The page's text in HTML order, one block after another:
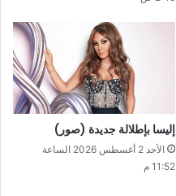
إليسا بإطلالة جديدة (صور)
الأحد 2 أغسطس 2026 الساعة
11:52 م